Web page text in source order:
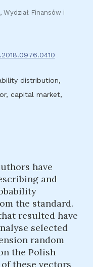
Finansów i
distribution,
capital market,
have
and
the standard.
resulted have
selected
random
the Polish
these vectors